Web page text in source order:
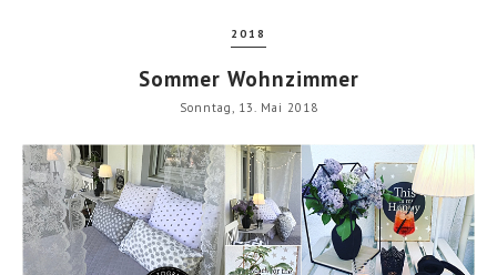
2018
Sommer Wohnzimmer
Sonntag, 13. Mai 2018